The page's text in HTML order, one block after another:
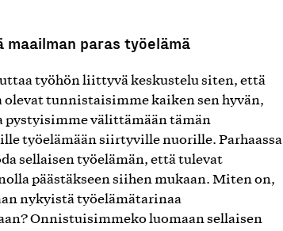
maailman paras työelämä
työhön liittyvä keskustelu siten, että
olevat tunnistaisimme kaiken sen hyvän,
pystyisimme välittämään tämän
työelämään siirtyville nuorille. Parhaassa
sellaisen työelämän, että tulevat
päästäkseen siihen mukaan. Miten on,
nykyistä työelämätarinaa
Onnistuisimmeko luomaan sellaisen